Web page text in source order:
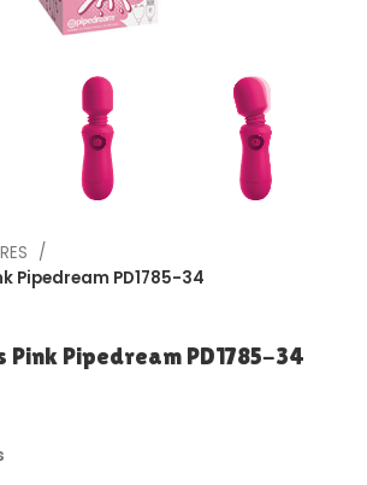
para agrandar
Pipedream PD1785-34
Pink Pipedream PD1785-34